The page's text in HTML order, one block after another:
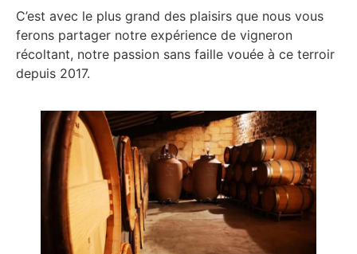
C’est avec le plus grand des plaisirs que nous vous
ferons partager notre expérience de vigneron
récoltant, notre passion sans faille vouée à ce terroir
depuis 2017.